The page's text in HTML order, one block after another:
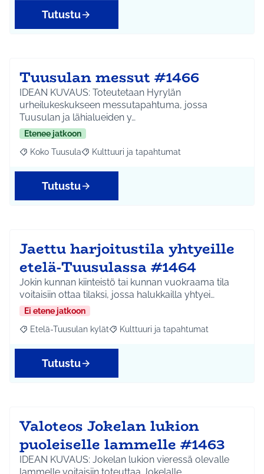
Tutustu
Tuusulan messut #1466
IDEAN KUVAUS: Toteutetaan Hyrylän
urheilukeskukseen messutapahtuma, jossa
Tuusulan ja lähialueiden y…
Etenee jatkoon
Rajaa tulokset aihepiirin mukaan: Koko Tuusula
Koko Tuusula Rajaa tulokset teeman mukaan: Kulttuuri ja
Kulttuuri ja tapahtumat
Tutustu
Jaettu harjoitustila yhtyeille
etelä-Tuusulassa #1464
Jokin kunnan kiinteistö tai kunnan vuokraama tila
voitaisiin ottaa tilaksi, jossa halukkailla yhtyei…
Ei etene jatkoon
Rajaa tulokset aihepiirin mukaan: Etelä-Tuusulan kylät
Etelä-Tuusulan kylät Rajaa tulokset teeman mukaan:
Kulttuuri ja tapahtumat
Tutustu
Valoteos Jokelan lukion
puoleiselle lammelle #1463
IDEAN KUVAUS: Jokelan lukion vieressä olevalle